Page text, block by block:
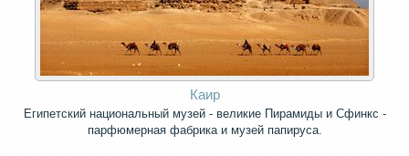
Каир
Египетский национальный музей - великие Пирамиды и Сфинкс -
парфюмерная фабрика и музей папируса.